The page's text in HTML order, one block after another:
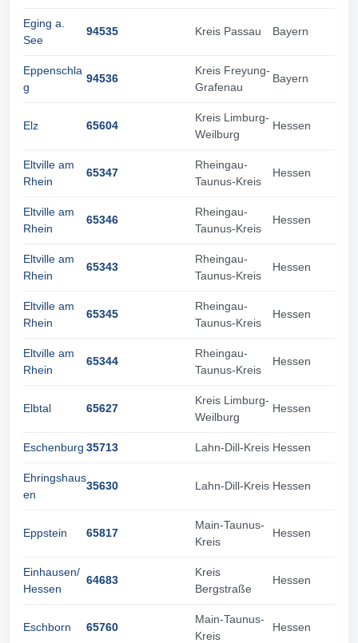
Eging a.
See
94535 Kreis Passau Bayern
Eppenschla
g
94536
Kreis Freyung-
Grafenau
Bayern
Elz 65604
Kreis Limburg-
Weilburg
Hessen
Eltville am
Rhein
65347
Rheingau-
Taunus-Kreis
Hessen
Eltville am
Rhein
65346
Rheingau-
Taunus-Kreis
Hessen
Eltville am
Rhein
65343
Rheingau-
Taunus-Kreis
Hessen
Eltville am
Rhein
65345
Rheingau-
Taunus-Kreis
Hessen
Eltville am
Rhein
65344
Rheingau-
Taunus-Kreis
Hessen
Elbtal 65627
Kreis Limburg-
Weilburg
Hessen
Eschenburg 35713 Lahn-Dill-Kreis Hessen
Ehringshaus
en
35630 Lahn-Dill-Kreis Hessen
Eppstein 65817
Main-Taunus-
Kreis
Hessen
Einhausen/
Hessen
64683
Kreis
Bergstraße
Hessen
Eschborn 65760
Main-Taunus-
Kreis
Hessen